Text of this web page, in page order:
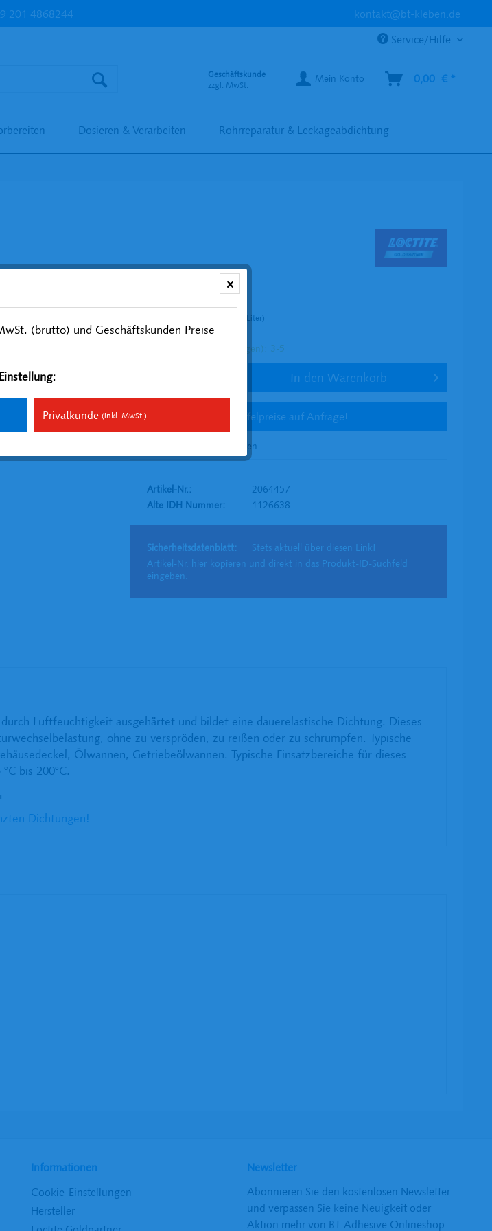
201 4868244
kontakt@bt-kleben.de
Service/Hilfe
Geschäftskunde
zzgl. MwSt.
Mein Konto 0,00 € *
Dosieren & Verarbeiten Rohrreparatur & Leckageabdichtung
0.1 Liter (180,20 € * / 1 Liter)
zzgl. MwSt.zzgl. Versandkosten
Versandfertig (in Werktagen): 3-5
In den Warenkorb
Staffelpreise auf Anfrage!
Merken
Artikel-Nr.:
2064457
Alte IDH Nummer:
1126638
Sicherheitsdatenblatt:
Stets aktuell über diesen Link!
Artikel-Nr. hier kopieren und direkt in das Produkt-ID-Suchfeld
eingeben.
Luftfeuchtigkeit ausgehärtet und bildet eine dauerelastische Dichtung. Dieses
ohne zu verspröden, zu reißen oder zu schrumpfen. Typische
Ölwannen, Getriebeölwannen. Typische Einsatzbereiche für dieses
bis 200°C.
Dichtungen!
Informationen
Cookie-Einstellungen
Hersteller
Newsletter
Abonnieren Sie den kostenlosen Newsletter
und verpassen Sie keine Neuigkeit oder
Aktion mehr von BT Adhesive Onlineshop.
(brutto) und Geschäftskunden Preise
Privatkunde (inkl. MwSt.)